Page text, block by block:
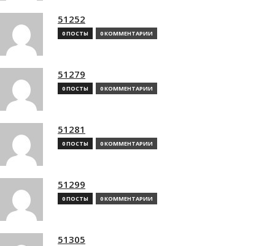
51252
0 ПОСТЫ 0 КОММЕНТАРИИ
51279
0 ПОСТЫ 0 КОММЕНТАРИИ
51281
0 ПОСТЫ 0 КОММЕНТАРИИ
51299
0 ПОСТЫ 0 КОММЕНТАРИИ
51305